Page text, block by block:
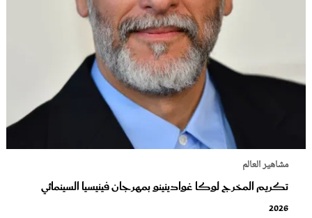
مشاهير العالم
تكريم المخرج لوكا غوادينينو بمهرجان فينيسيا السينمائي
2026